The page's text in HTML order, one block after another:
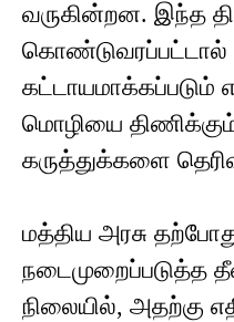
வருகின்றன. இந்த
கொண்டுவரப்பட்டால்
கட்டாயமாக்கப்படும்
மொழியை
கருத்துக்களை
மத்திய அரசு
நடைமுறைப்படுத்த
நிலையில், அதற்கு